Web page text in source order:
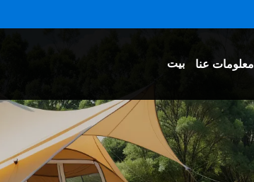
بيت معلومات عنا